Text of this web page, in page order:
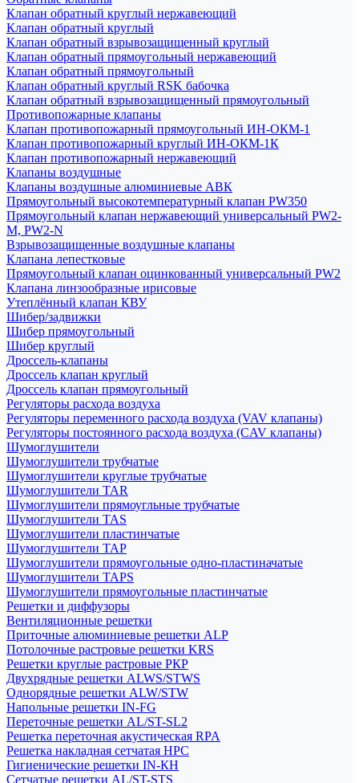
Клапан обратный круглый нержавеющий
Клапан обратный круглый
Клапан обратный взрывозащищенный круглый
Клапан обратный прямоугольный нержавеющий
Клапан обратный прямоугольный
Клапан обратный круглый RSK бабочка
Клапан обратный взрывозащищенный прямоугольный
Противопожарные клапаны
Клапан противопожарный прямоугольный ИН-ОКМ-1
Клапан противопожарный круглый ИН-ОКМ-1К
Клапан противопожарный нержавеющий
Клапаны воздушные
Клапаны воздушные алюминиевые АВК
Прямоугольный высокотемпературный клапан PW350
Прямоугольный клапан нержавеющий универсальный PW2-
M, PW2-N
Взрывозащищенные воздушные клапаны
Клапана лепестковые
Прямоугольный клапан оцинкованный универсальный PW2
Клапана линзообразные ирисовые
Утеплённый клапан КВУ
Шибер/задвижки
Шибер прямоугольный
Шибер круглый
Дроссель-клапаны
Дроссель клапан круглый
Дроссель клапан прямоугольный
Регуляторы расхода воздуха
Регуляторы переменного расхода воздуха (VAV клапаны)
Регуляторы постоянного расхода воздуха (CAV клапаны)
Шумоглушители
Шумоглушители трубчатые
Шумоглушители круглые трубчатые
Шумоглушители TAR
Шумоглушители прямоугльные трубчатые
Шумоглушители TAS
Шумоглушители пластинчатые
Шумоглушители TAP
Шумоглушители прямоугольные одно-пластиначатые
Шумоглушители TAPS
Шумоглушители прямоугольные пластинчатые
Решетки и диффузоры
Вентиляционные решетки
Приточные алюминиевые решетки ALP
Потолочные растровые решетки KRS
Решетки круглые растровые РКР
Двухрядные решетки ALWS/STWS
Однорядные решетки ALW/STW
Напольные решетки IN-FG
Переточные решетки AL/ST-SL2
Решетка переточная акустическая RPA
Решетка накладная сетчатая НРС
Гигиенические решетки IN-КН
Сетчатые решетки AL/ST-STS